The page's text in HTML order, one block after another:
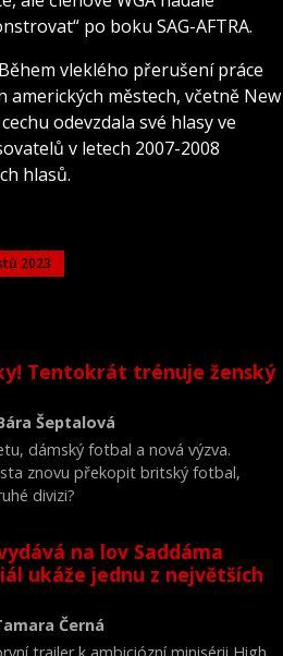
po boku SAG-AFTRA.
vleklého přerušení práce
amerických městech, včetně New
odevzdala své hlasy ve
v letech 2007-2008
hlasů.
2023
Tentokrát trénuje ženský
Šeptalová
dámský fotbal a nová výzva.
znovu překopit britský fotbal,
divizi?
na lov Saddáma
ukáže jednu z největších
Černá